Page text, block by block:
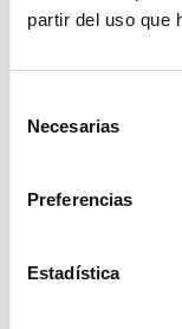
partir del uso que
Necesarias
Preferencias
Estadística